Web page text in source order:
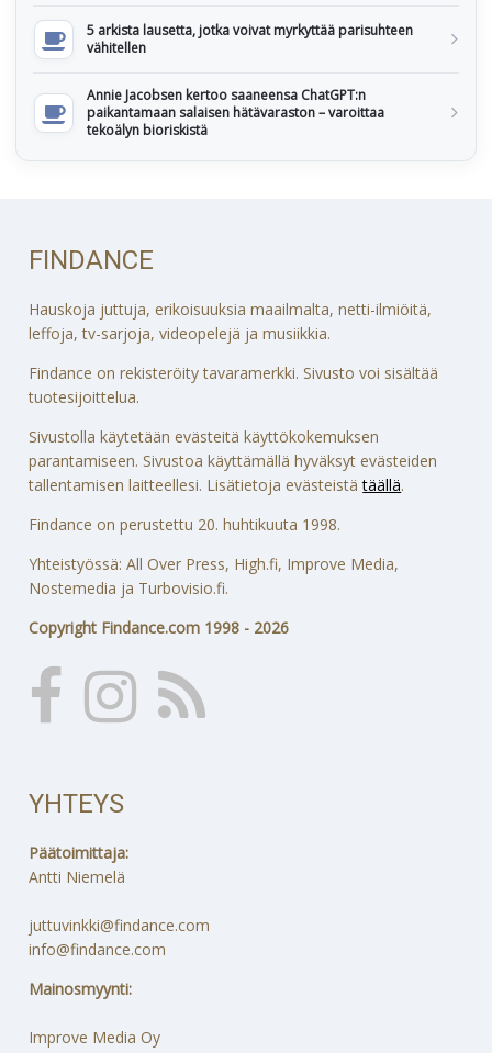
5 arkista lausetta, jotka voivat myrkyttää parisuhteen
vähitellen
Annie Jacobsen kertoo saaneensa ChatGPT:n
paikantamaan salaisen hätävaraston – varoittaa
tekoälyn bioriskistä
FINDANCE
Hauskoja juttuja, erikoisuuksia maailmalta, netti-ilmiöitä,
leffoja, tv-sarjoja, videopelejä ja musiikkia.
Findance on rekisteröity tavaramerkki. Sivusto voi sisältää
tuotesijoittelua.
Sivustolla käytetään evästeitä käyttökokemuksen
parantamiseen. Sivustoa käyttämällä hyväksyt evästeiden
tallentamisen laitteellesi. Lisätietoja evästeistätäällä.
Findance on perustettu 20. huhtikuuta 1998.
Yhteistyössä: All Over Press, High.fi, Improve Media,
Nostemedia ja Turbovisio.fi.
Copyright Findance.com 1998 - 2026
YHTEYS
Päätoimittaja:
Antti Niemelä
juttuvinkki@findance.com
info@findance.com
Mainosmyynti:
Improve Media Oy